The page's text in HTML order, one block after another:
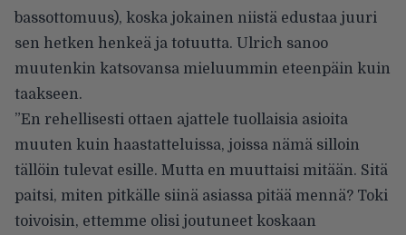
bassottomuus), koska jokainen niistä edustaa juuri
sen hetken henkeä ja totuutta. Ulrich sanoo
muutenkin katsovansa mieluummin eteenpäin kuin
taakseen.
”En rehellisesti ottaen ajattele tuollaisia asioita
muuten kuin haastatteluissa, joissa nämä silloin
tällöin tulevat esille. Mutta en muuttaisi mitään. Sitä
paitsi, miten pitkälle siinä asiassa pitää mennä? Toki
toivoisin, ettemme olisi joutuneet koskaan